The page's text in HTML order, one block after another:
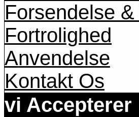
Forsendelse
Fortrolighed
Anvendelse
Kontakt Os
vi Accepterer